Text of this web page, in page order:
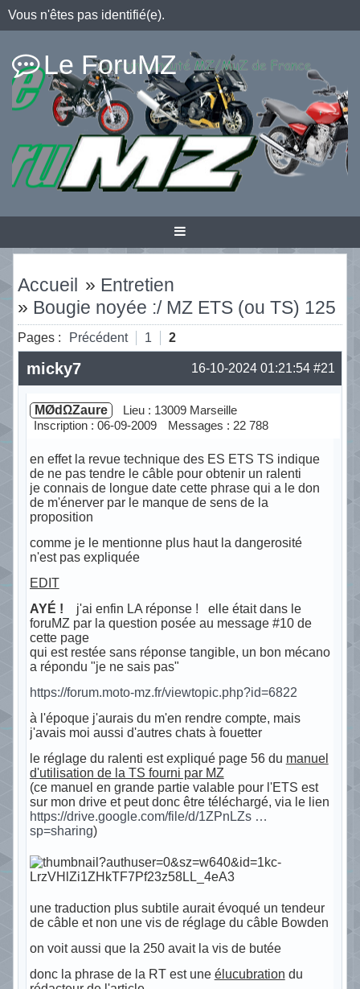
Vous n'êtes pas identifié(e).
Le ForuMZ
Accueil » Entretien
» Bougie noyée :/ MZ ETS (ou TS) 125
Pages : Précédent 1 2
#21
16-10-2024 01:21:54
micky7
MØdΩZaure
Lieu : 13009 Marseille
Inscription : 06-09-2009
Messages : 22 788
en effet la revue technique des ES ETS TS indique
de ne pas tendre le câble pour obtenir un ralenti
je connais de longue date cette phrase qui a le don
de m'énerver par le manque de sens de la
proposition
comme je le mentionne plus haut la dangerosité
n'est pas expliquée
EDIT
AYÉ !
j'ai enfin LA réponse ! elle était dans le
foruMZ par la question posée au message #10 de
cette page
qui est restée sans réponse tangible, un bon mécano
a répondu "je ne sais pas"
https://forum.moto-mz.fr/viewtopic.php?id=6822
à l'époque j'aurais du m'en rendre compte, mais
j'avais moi aussi d'autres chats à fouetter
le réglage du ralenti est expliqué page 56 du manuel
d'utilisation de la TS fourni par MZ
(ce manuel en grande partie valable pour l'ETS est
sur mon drive et peut donc être téléchargé, via le lien
https://drive.google.com/file/d/1ZPnLZs …
sp=sharing)
une traduction plus subtile aurait évoqué un tendeur
de câble et non une vis de réglage du câble Bowden
on voit aussi que la 250 avait la vis de butée
donc la phrase de la RT est une élucubration du